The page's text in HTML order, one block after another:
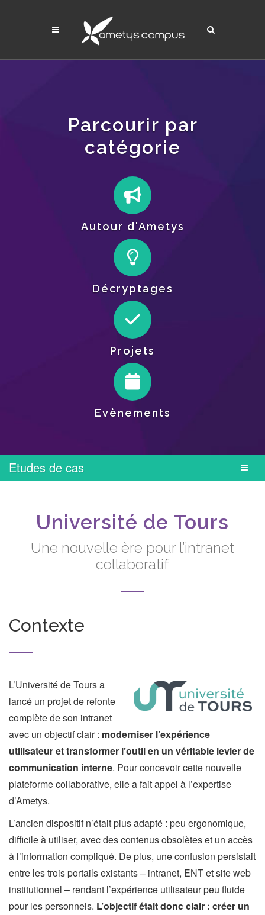
Parcourir par
catégorie
Autour d'Ametys
Décryptages
Projets
Evènements
Etudes de cas
Université de Tours
Une nouvelle ère pour l’intranet
collaboratif
Contexte
L’Université de Tours a
lancé un projet de refonte
complète de son intranet
avec un objectif clair : moderniser l’expérience
utilisateur et transformer l’outil en un véritable levier de
communication interne. Pour concevoir cette nouvelle
plateforme collaborative, elle a fait appel à l’expertise
d’Ametys.
L’ancien dispositif n’était plus adapté : peu ergonomique,
difficile à utiliser, avec des contenus obsolètes et un accès
à l’information compliqué. De plus, une confusion persistait
entre les trois portails existants – intranet, ENT et site web
institutionnel – rendant l’expérience utilisateur peu fluide
pour les personnels. L’objectif était donc clair : créer un